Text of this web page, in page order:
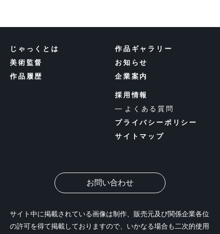
じゃっくとは
美術監督
作品履歴
作品ギャラリー
お知らせ
企業案内
採用情報
よくある質問
プライバシーポリシー
サイトマップ
お問い合わせ
サイト中に掲載されている画像は制作、販売元及び関係企業各位
の許可を得て掲載しておりますので、いかなる場合も二次的使用